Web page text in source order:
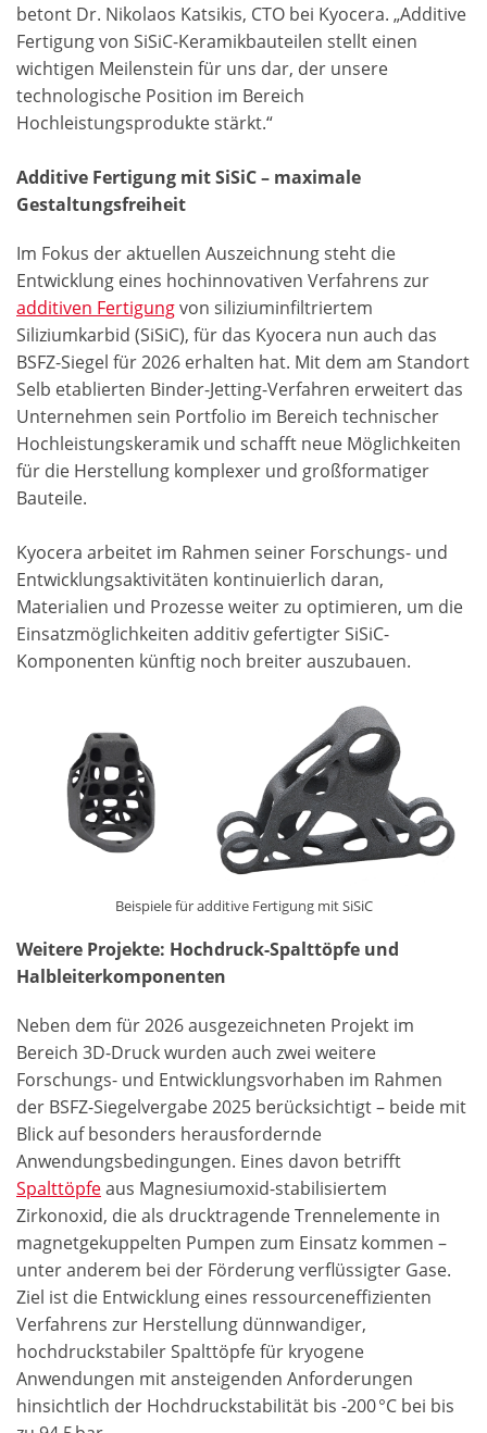
betont Dr. Nikolaos Katsikis, CTO bei Kyocera. „Additive
Fertigung von SiSiC-Keramikbauteilen stellt einen
wichtigen Meilenstein für uns dar, der unsere
technologische Position im Bereich
Hochleistungsprodukte stärkt.“
Additive Fertigung mit SiSiC – maximale
Gestaltungsfreiheit
Im Fokus der aktuellen Auszeichnung steht die
Entwicklung eines hochinnovativen Verfahrens zur
additiven Fertigungvon siliziuminfiltriertem
Siliziumkarbid (SiSiC), für das Kyocera nun auch das
BSFZ-Siegel für 2026 erhalten hat. Mit dem am Standort
Selb etablierten Binder-Jetting-Verfahren erweitert das
Unternehmen sein Portfolio im Bereich technischer
Hochleistungskeramik und schafft neue Möglichkeiten
für die Herstellung komplexer und großformatiger
Bauteile.
Kyocera arbeitet im Rahmen seiner Forschungs- und
Entwicklungsaktivitäten kontinuierlich daran,
Materialien und Prozesse weiter zu optimieren, um die
Einsatzmöglichkeiten additiv gefertigter SiSiC-
Komponenten künftig noch breiter auszubauen.
Beispiele für additive Fertigung mit SiSiC
Weitere Projekte: Hochdruck-Spalttöpfe und
Halbleiterkomponenten
Neben dem für 2026 ausgezeichneten Projekt im
Bereich 3D-Druck wurden auch zwei weitere
Forschungs- und Entwicklungsvorhaben im Rahmen
der BSFZ-Siegelvergabe 2025 berücksichtigt – beide mit
Blick auf besonders herausfordernde
Anwendungsbedingungen. Eines davon betrifft
Spalttöpfeaus Magnesiumoxid-stabilisiertem
Zirkonoxid, die als drucktragende Trennelemente in
magnetgekuppelten Pumpen zum Einsatz kommen –
unter anderem bei der Förderung verflüssigter Gase.
Ziel ist die Entwicklung eines ressourceneffizienten
Verfahrens zur Herstellung dünnwandiger,
hochdruckstabiler Spalttöpfe für kryogene
Anwendungen mit ansteigenden Anforderungen
hinsichtlich der Hochdruckstabilität bis -200 °C bei bis